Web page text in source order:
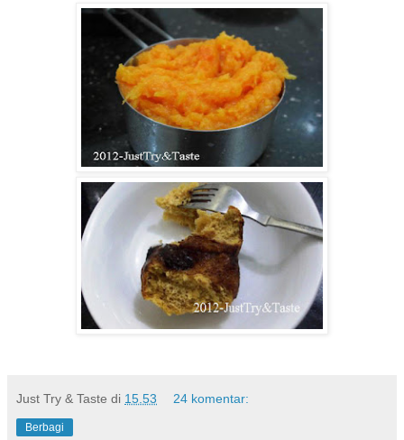
Just Try & Taste di 15.53 24 komentar:
Berbagi